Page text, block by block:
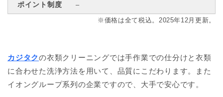
ポイント制度 –
※価格は全て税込。2025年12月更新。
カジタクの衣類クリーニングでは手作業での仕分けと衣類
に合わせた洗浄方法を用いて、品質にこだわります。また
イオングループ系列の企業ですので、大手で安心です。